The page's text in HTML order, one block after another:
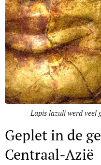
Lapis lazuli werd veel
Geplet in de
Centraal-Azië